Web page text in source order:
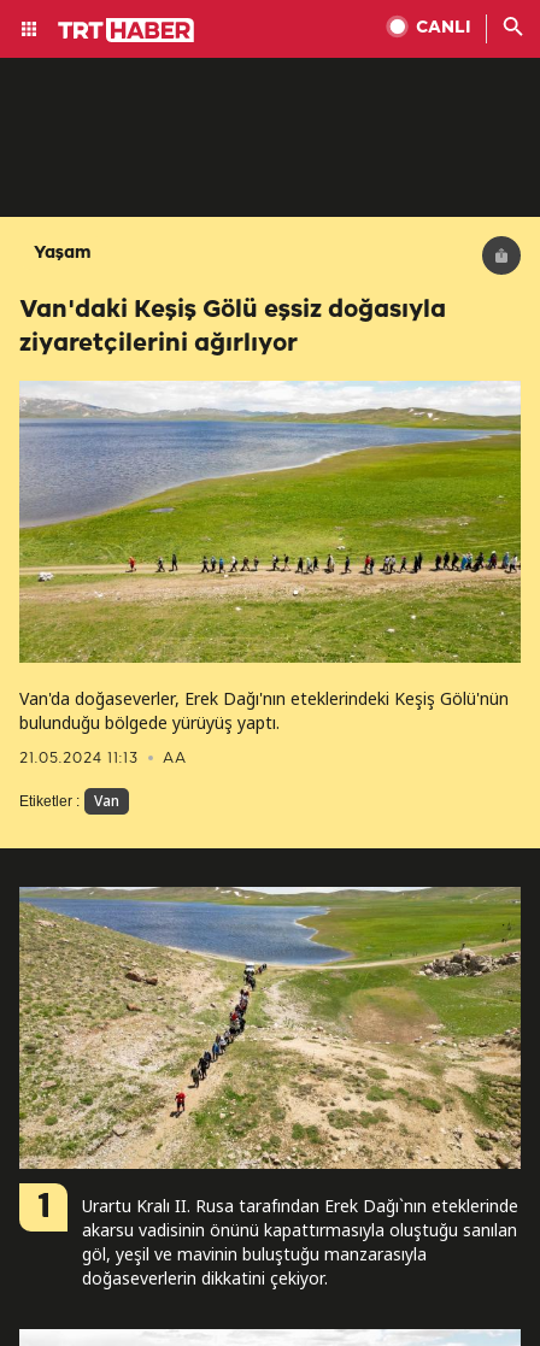
CANLI
Yaşam
Van'daki Keşiş Gölü eşsiz doğasıyla
ziyaretçilerini ağırlıyor
21.05.2024 11:13 AA
Van'da doğaseverler, Erek Dağı'nın eteklerindeki Keşiş Gölü'nün
bulunduğu bölgede yürüyüş yaptı.
Etiketler : Van
1
Urartu Kralı II. Rusa tarafından Erek Dağı`nın eteklerinde
akarsu vadisinin önünü kapattırmasıyla oluştuğu sanılan
göl, yeşil ve mavinin buluştuğu manzarasıyla
doğaseverlerin dikkatini çekiyor.